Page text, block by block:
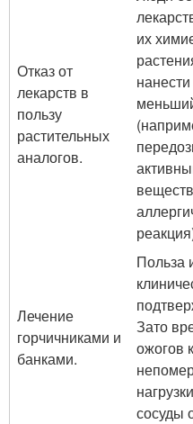
Отказ от
лекарств в
пользу
растительных
аналогов.
их
Лечение
горчичниками и
банками.
Польза
Зато
ожогов
сосуды